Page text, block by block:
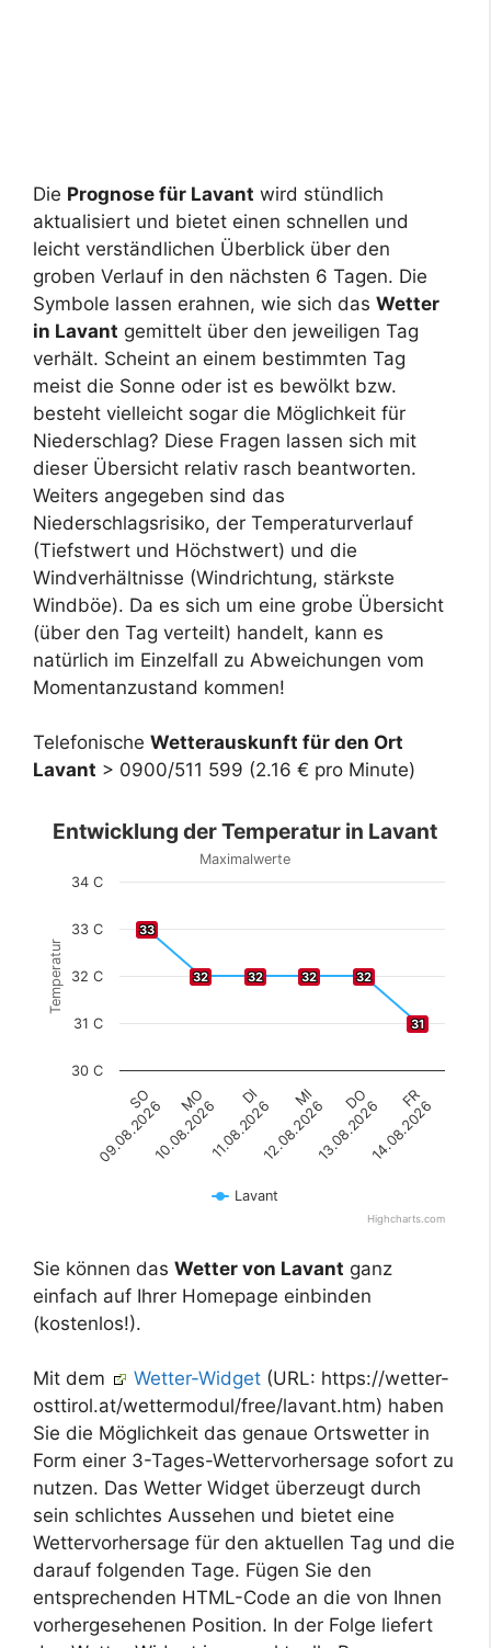
Die Prognose für Lavant wird stündlich
aktualisiert und bietet einen schnellen und
leicht verständlichen Überblick über den
groben Verlauf in den nächsten 6 Tagen. Die
Symbole lassen erahnen, wie sich das Wetter
in Lavant gemittelt über den jeweiligen Tag
verhält. Scheint an einem bestimmten Tag
meist die Sonne oder ist es bewölkt bzw.
besteht vielleicht sogar die Möglichkeit für
Niederschlag? Diese Fragen lassen sich mit
dieser Übersicht relativ rasch beantworten.
Weiters angegeben sind das
Niederschlagsrisiko, der Temperaturverlauf
(Tiefstwert und Höchstwert) und die
Windverhältnisse (Windrichtung, stärkste
Windböe). Da es sich um eine grobe Übersicht
(über den Tag verteilt) handelt, kann es
natürlich im Einzelfall zu Abweichungen vom
Momentanzustand kommen!
Telefonische Wetterauskunft für den Ort
Lavant > 0900/511 599 (2.16 € pro Minute)
Temperatur
Entwicklung der Temperatur in Lavant
Maximalwerte
33
33
32
32 32
32 32
32 32
32
31
31
Lavant
SO
09.08.2026 MO
10.08.2026
DI
11.08.2026
MI
12.08.2026 DO
13.08.2026 FR
14.08.2026
30 C
31 C
32 C
33 C
34 C
Highcharts.com
Sie können das Wetter von Lavant ganz
einfach auf Ihrer Homepage einbinden
(kostenlos!).
Mit dem Wetter-Widget (URL: https://wetter-
osttirol.at/wettermodul/free/lavant.htm) haben
Sie die Möglichkeit das genaue Ortswetter in
Form einer 3-Tages-Wettervorhersage sofort zu
nutzen. Das Wetter Widget überzeugt durch
sein schlichtes Aussehen und bietet eine
Wettervorhersage für den aktuellen Tag und die
darauf folgenden Tage. Fügen Sie den
entsprechenden HTML-Code an die von Ihnen
vorhergesehenen Position. In der Folge liefert